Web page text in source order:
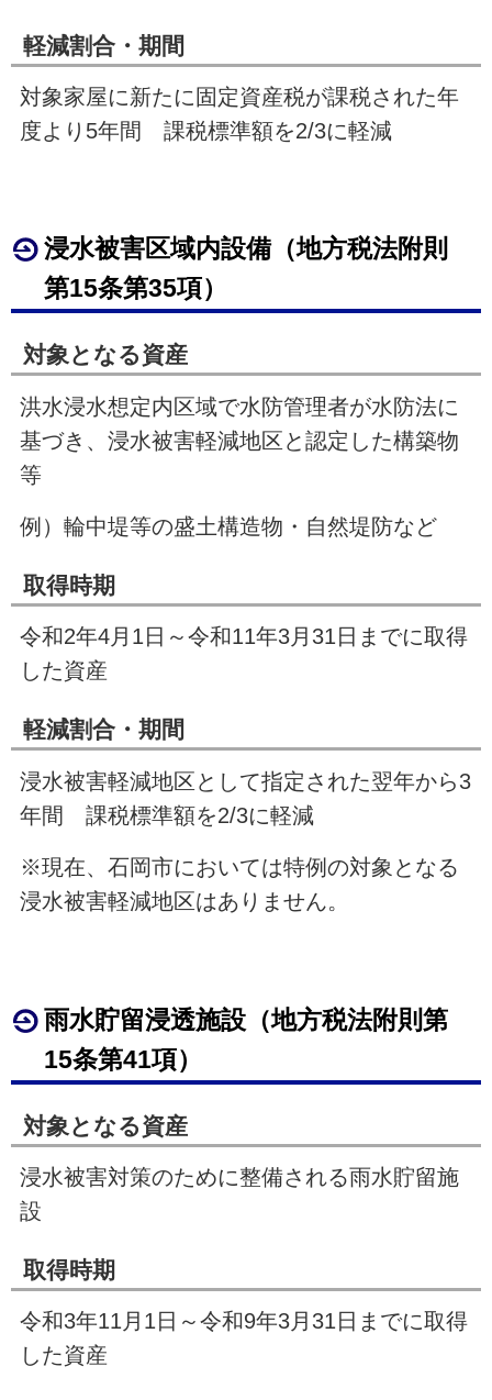
軽減割合・期間
対象家屋に新たに固定資産税が課税された年
度より 5年間 課税標準額を2/3に軽減
浸水被害区域内設備（地方税法附則
第15条第35項）
対象となる資産
洪水浸水想定内区域で水防管理者が水防法に
基づき、浸水被害軽減地区と認定した構築物
等
例）輪中堤等の盛土構造物・自然堤防など
取得時期
令和2年4月1日～令和11年3月31日までに取得
した資産
軽減割合・期間
浸水被害軽減地区として指定された翌年から3
年間 課税標準額を2/3に軽減
※現在、石岡市においては特例の対象となる
浸水被害軽減地区はありません。
雨水貯留浸透施設（地方税法附則第
15条第41項）
対象となる資産
浸水被害対策のために整備される雨水貯留施
設
取得時期
令和3年11月1日～令和9年3月31日までに取得
した資産